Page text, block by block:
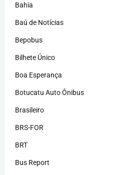
Bahia
Baú de Notícias
Bepobus
Bilhete Único
Boa Esperança
Botucatu Auto Ônibus
Brasileiro
BRS-FOR
BRT
Bus Report